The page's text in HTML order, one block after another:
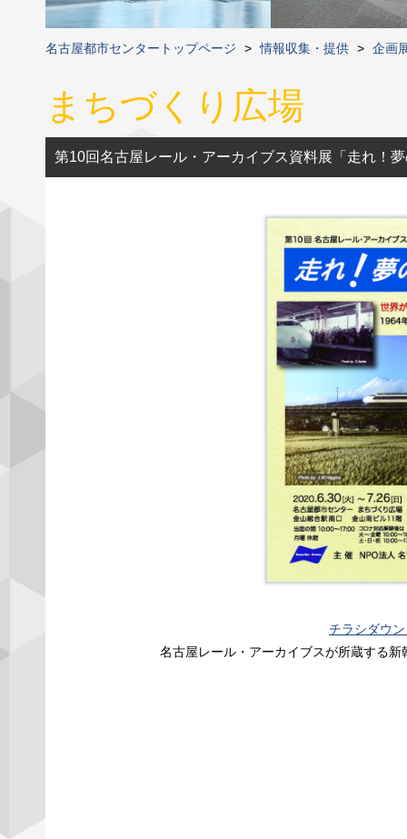
名古屋都市センタートップページ > 情報収集・提供 > 企画
まちづくり広場
第10回名古屋レール・アーカイブス資料展「走れ！
チラシダウ
名古屋レール・アーカイブスが所蔵する